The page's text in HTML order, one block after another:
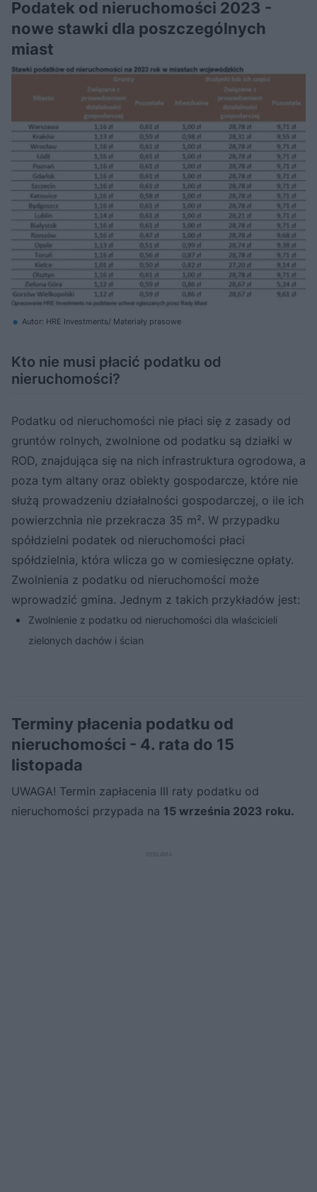
Podatek od nieruchomości 2023 -
nowe stawki dla poszczególnych
miast
Autor: HRE Investments/ Materiały prasowe
Kto nie musi płacić podatku od
nieruchomości?
Podatku od nieruchomości nie płaci się z zasady od
gruntów rolnych, zwolnione od podatku są działki w
ROD, znajdująca się na nich infrastruktura ogrodowa, a
poza tym altany oraz obiekty gospodarcze, które nie
służą prowadzeniu działalności gospodarczej, o ile ich
powierzchnia nie przekracza 35 m². W przypadku
spółdzielni podatek od nieruchomości płaci
spółdzielnia, która wlicza go w comiesięczne opłaty.
Zwolnienia z podatku od nieruchomości może
wprowadzić gmina. Jednym z takich przykładów jest:
Zwolnienie z podatku od nieruchomości dla właścicieli
zielonych dachów i ścian
Terminy płacenia podatku od
nieruchomości - 4. rata do 15
listopada
UWAGA! Termin zapłacenia III raty podatku od
nieruchomości przypada na 15 września 2023 roku.